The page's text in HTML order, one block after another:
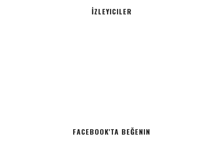
İZLEYICILER
FACEBOOK'TA BEĞENIN